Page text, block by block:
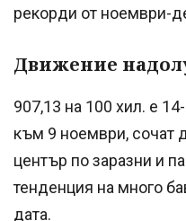
рекорди от ноември-
Движение
907,13 на 100 хил. е
към 9 ноември, сочат
център по заразни и
тенденция на много
дата.